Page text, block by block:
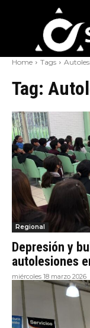
Home Tags
Tag:
Regional
Depresión y
autolesiones
miércoles 18 marzo 2026